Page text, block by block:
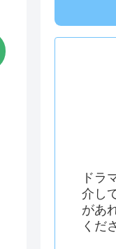
ドラ
介し
があ
くだ